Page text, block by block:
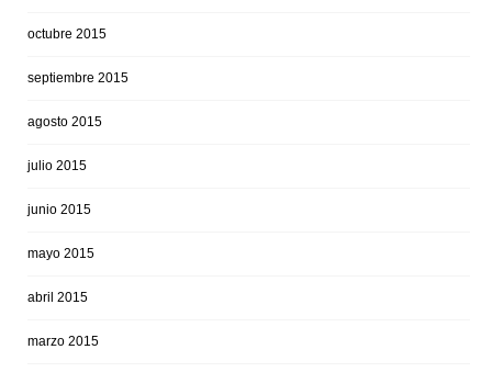
octubre 2015
septiembre 2015
agosto 2015
julio 2015
junio 2015
mayo 2015
abril 2015
marzo 2015